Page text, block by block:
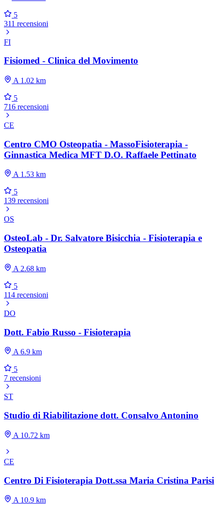
5
311 recensioni
FI
Fisiomed - Clinica del Movimento
A 1.02 km
5
716 recensioni
CE
Centro CMO Osteopatia - MassoFisioterapia -
Ginnastica Medica MFT D.O. Raffaele Pettinato
A 1.53 km
5
139 recensioni
OS
OsteoLab - Dr. Salvatore Bisicchia - Fisioterapia e
Osteopatia
A 2.68 km
5
114 recensioni
DO
Dott. Fabio Russo - Fisioterapia
A 6.9 km
5
7 recensioni
ST
Studio di Riabilitazione dott. Consalvo Antonino
A 10.72 km
CE
Centro Di Fisioterapia Dott.ssa Maria Cristina Parisi
A 10.9 km